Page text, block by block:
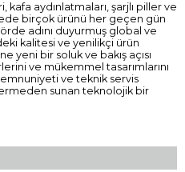
kafa aydınlatmaları, şarjlı piller ve
birçok ürünü her geçen gün
adını duyurmuş global ve
kalitesi ve yenilikçi ürün
yeni bir soluk ve bakış açısı
ve mükemmel tasarımlarını
ve teknik servis
sunan teknolojik bir